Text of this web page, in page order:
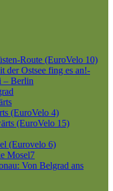
Route (EuroVelo 10)
der Ostsee fing es an!-
– Berlin
(EuroVelo 4)
(EuroVelo 15)
(Eurovelo 6)
Mosel7
Von Belgrad ans